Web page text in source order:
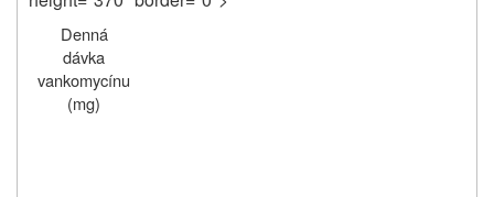
Denná
dávka
vankomycínu
(mg)